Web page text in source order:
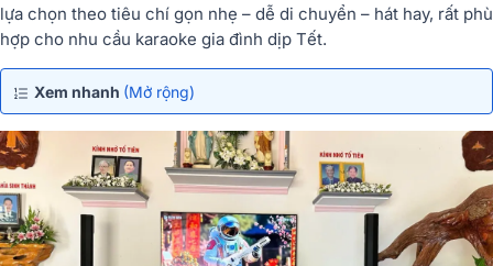
lựa chọn theo tiêu chí gọn nhẹ – dễ di chuyển – hát hay, rất phù
hợp cho nhu cầu karaoke gia đình dịp Tết.
Xem nhanh (Mở rộng)